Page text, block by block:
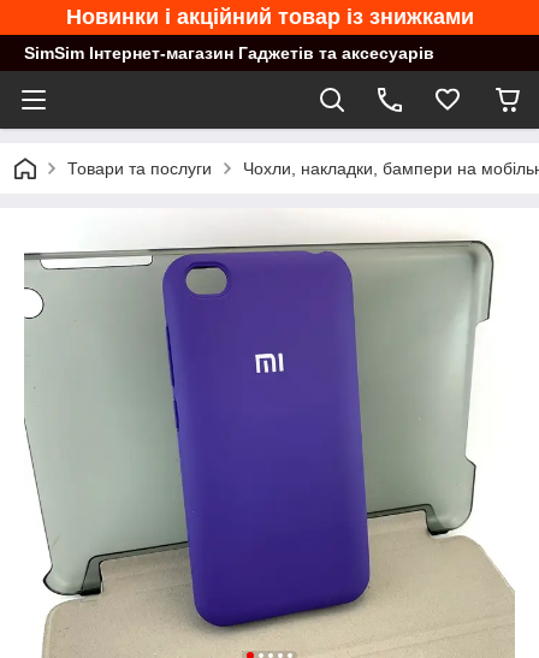
Новинки і акційний товар із знижками
SimSim Інтернет-магазин Гаджетів та аксесуарів
Товари та послуги Чохли, накладки, бампери на